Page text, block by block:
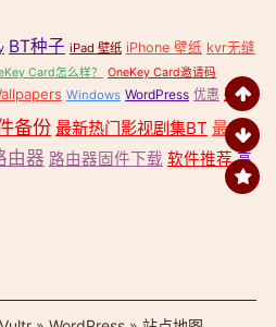
BT种子 iPad 壁纸 iPhone 壁纸 kvr无缝
Card怎么样？ OneKey Card邀请码
Windows WordPress 优惠 壁纸
备份 最新热门影视剧集BT 最新
由器 路由器固件下载 软件推荐 高